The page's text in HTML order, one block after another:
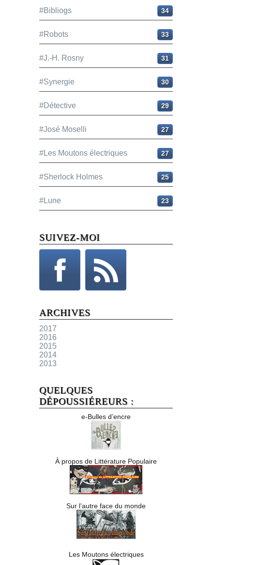
#Bibliogs 34
#Robots 33
#J.-H. Rosny 31
#Synergie 30
#Détective 29
#José Moselli 27
#Les Moutons électriques 27
#Sherlock Holmes 25
#Lune 23
SUIVEZ-MOI
ARCHIVES
2017
2016
2015
2014
2013
QUELQUES
DÉPOUSSIÉREURS :
e-Bulles d’encre
À propos de Littérature Populaire
Sur l’autre face du monde
Les Moutons électriques